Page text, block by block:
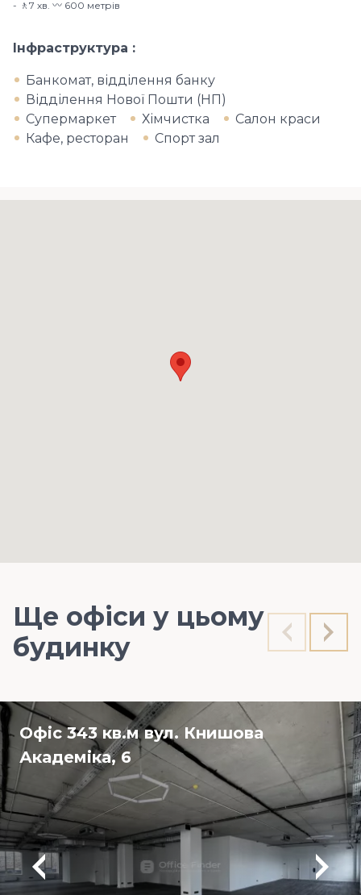
🚶7 хв​. 〰️ 600 метрів
Інфраструктура
Банкомат, відділення банку
Відділення Нової Пошти (НП)
Супермаркет
Хімчистка
Салон краси
Кафе, ресторан
Спорт зал
Ще офіси у цьому
будинку
Офіс 343 кв.м вул. Книшова
Академіка, 6